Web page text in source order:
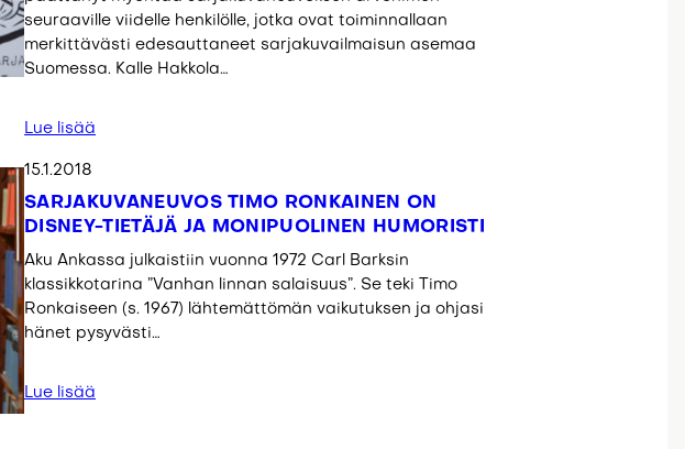
seuraaville viidelle henkilölle, jotka ovat toiminnallaan
merkittävästi edesauttaneet sarjakuvailmaisun asemaa
Suomessa. Kalle Hakkola…
Lue lisää
15.1.2018
SARJAKUVANEUVOS TIMO RONKAINEN ON
DISNEY-TIETÄJÄ JA MONIPUOLINEN HUMORISTI
Aku Ankassa julkaistiin vuonna 1972 Carl Barksin
klassikkotarina ”Vanhan linnan salaisuus”. Se teki Timo
Ronkaiseen (s. 1967) lähtemättömän vaikutuksen ja ohjasi
hänet pysyvästi…
Lue lisää